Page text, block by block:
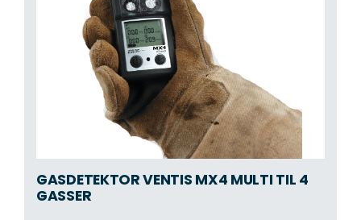
GASDETEKTOR VENTIS MX4 MULTI TIL 4
GASSER